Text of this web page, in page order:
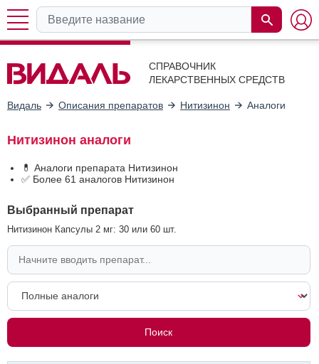
СПРАВОЧНИК
ЛЕКАРСТВЕННЫХ СРЕДСТВ
Видаль Описания препаратов Нитизинон Аналоги
Нитизинон аналоги
💊 Аналоги препарата Нитизинон
✅ Более 61 аналогов Нитизинон
Выбранный препарат
Нитизинон Капсулы 2 мг: 30 или 60 шт.